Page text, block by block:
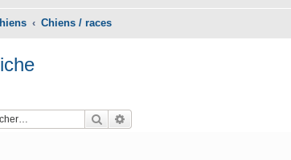
Chiens / races
Rechercher